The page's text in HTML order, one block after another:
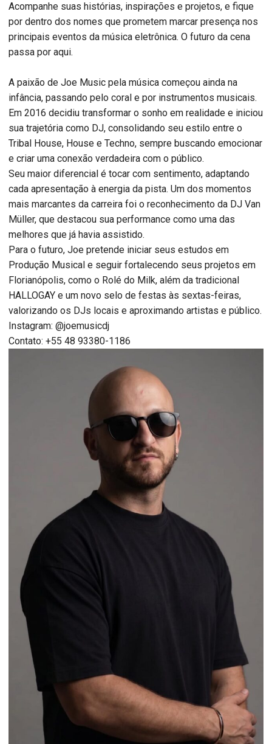
Acompanhe suas histórias, inspirações e projetos, e fique
por dentro dos nomes que prometem marcar presença nos
principais eventos da música eletrônica. O futuro da cena
passa por aqui.
A paixão de Joe Music pela música começou ainda na
infância, passando pelo coral e por instrumentos musicais.
Em 2016 decidiu transformar o sonho em realidade e iniciou
sua trajetória como DJ, consolidando seu estilo entre o
Tribal House, House e Techno, sempre buscando emocionar
e criar uma conexão verdadeira com o público.
Seu maior diferencial é tocar com sentimento, adaptando
cada apresentação à energia da pista. Um dos momentos
mais marcantes da carreira foi o reconhecimento da DJ Van
Müller, que destacou sua performance como uma das
melhores que já havia assistido.
Para o futuro, Joe pretende iniciar seus estudos em
Produção Musical e seguir fortalecendo seus projetos em
Florianópolis, como o Rolé do Milk, além da tradicional
HALLOGAY e um novo selo de festas às sextas-feiras,
valorizando os DJs locais e aproximando artistas e público.
Instagram: @joemusicdj
Contato: +55 48 93380-1186